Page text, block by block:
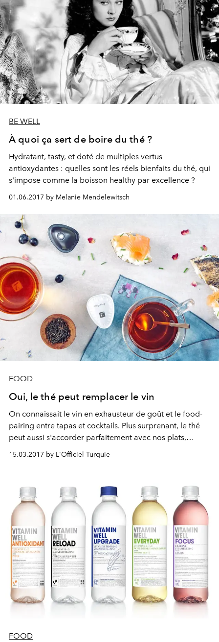
BE WELL
À quoi ça sert de boire du thé ?
Hydratant, tasty, et doté de multiples vertus
antioxydantes : quelles sont les réels bienfaits du thé, qui
s'impose comme la boisson healthy par excellence ?
01.06.2017 by Melanie Mendelewitsch
FOOD
Oui, le thé peut remplacer le vin
On connaissait le vin en exhausteur de goût et le food-
pairing entre tapas et cocktails. Plus surprenant, le thé
peut aussi s'accorder parfaitement avec nos plats,
équipes d'experts de la machine Spécial T de Nestlé
15.03.2017 by L'Officiel Turquie
FOOD